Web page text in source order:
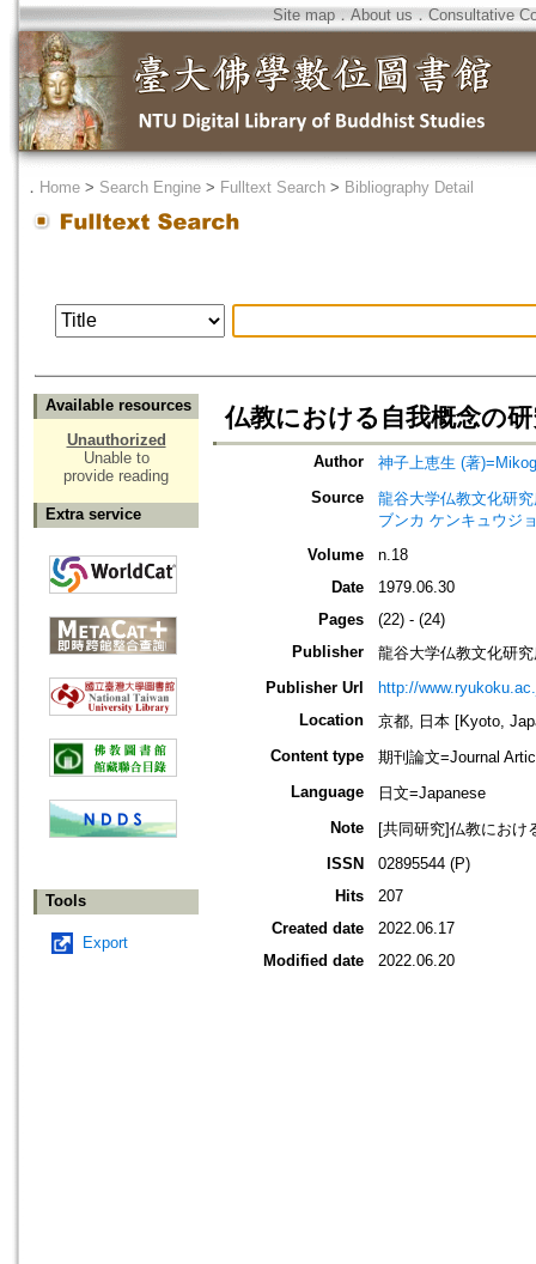
Site map．About us ． Consultative
． Home > Search Engine > Fulltext Search > Bibliography Detail
Available resources
Unauthorized
Unable to
provide reading
Extra service
Tools
Export
仏教における自我概念の
Author
神子上恵生 (著
Source
龍谷大学仏教文化研
ブンカ ケンキュウジ
Volume
n.18
Date
1979.06.30
Pages
(22) - (24)
Publisher
龍谷大学仏教文化研
Publisher Url
http://
Location
京都, 日本 [Kyoto,
Content type
期刊論文=Journal
Language
日文=Japanese
Note
[共同研究]仏教におけ
ISSN
02895544 (P)
Hits
207
Created date
2022.06.17
Modified date
2022.06.20